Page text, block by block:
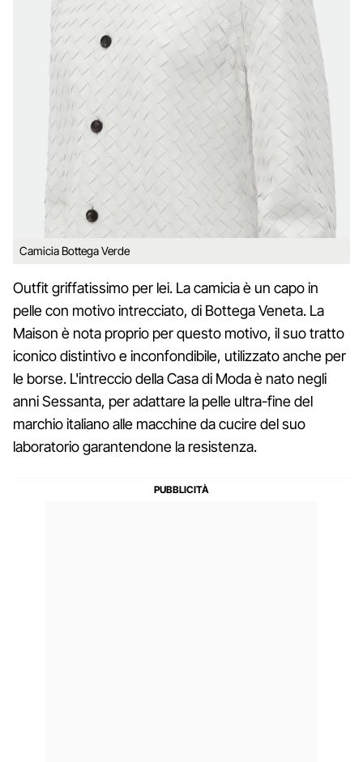
Camicia Bottega Verde
Outfit griffatissimo per lei. La camicia è un capo in
pelle con motivo intrecciato, di Bottega Veneta. La
Maison è nota proprio per questo motivo, il suo tratto
iconico distintivo e inconfondibile, utilizzato anche per
le borse. L'intreccio della Casa di Moda è nato negli
anni Sessanta, per adattare la pelle ultra-fine del
marchio italiano alle macchine da cucire del suo
laboratorio garantendone la resistenza.